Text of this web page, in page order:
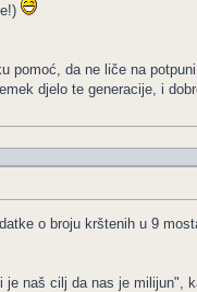
pomoć, da ne liče na
djelo te generacije, i
o broju krštenih u 9
je naš cilj da nas je milijun",